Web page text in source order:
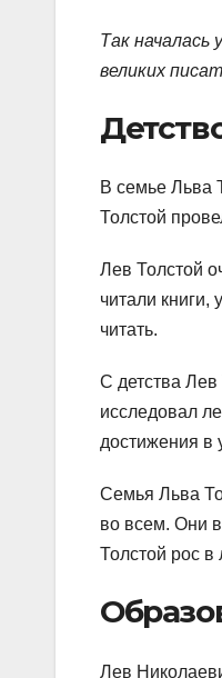
Так началась
великих
В семье Льва
Толстой
Лев Толстой
читали книги,
читать.
С детства
исследовал
достижения в
Семья Льва
во всем. Они
Толстой рос
Лев